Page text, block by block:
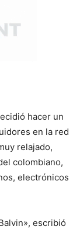
hacer un
en la red
relajado,
colombiano,
electrónicos
escribió